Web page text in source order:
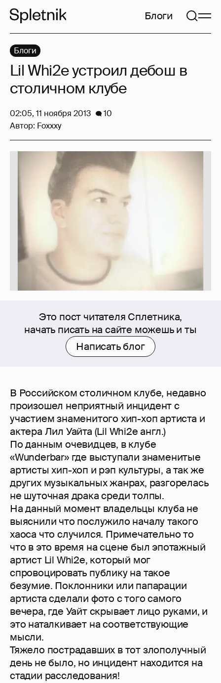
Блоги
Это пост читателя Сплетника,
начать писать на сайте можешь и ты
Написать блог
В Российском столичном клубе, недавно
произошел неприятный инцидент с
участием знаменитого хип-хоп артиста и
актера Лил Уайта (Lil Whi2e англ.)
По данным очевидцев, в клубе
«Wunderbar» где выступали знаменитые
артисты хип-хоп и рэп культуры, а так же
других музыкальных жанрах, разгорелась
не шуточная драка среди толпы.
На данный момент владельцы клуба не
выяснили что послужило началу такого
хаоса что случился. Примечательно то
что в это время на сцене был эпотажный
артист Lil Whi2e, который мог
спровоцировать публику на такое
безумие. Поклонники или папарации
артиста сделали фото с того самого
вечера, где Уайт скрывает лицо руками, и
это наталкивает на соответствующие
мысли.
Тяжело пострадавших в тот злополучный
день не было, но инцидент находится на
стадии расследования!
Блоги
Lil Whi2e устроил дебош в
столичном клубе
02:05, 11 ноября 2013
10
Автор: Foxxxy